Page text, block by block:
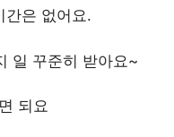
간은 없어요.
일 꾸준히 받아요~
되요